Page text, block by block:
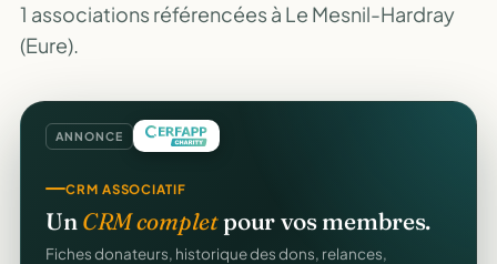
1 associations référencées à Le Mesnil-Hardray
(Eure).
ANNONCE
CRM ASSOCIATIF
Un CRM completpour vos membres.
Fiches donateurs, historique des dons, relances,